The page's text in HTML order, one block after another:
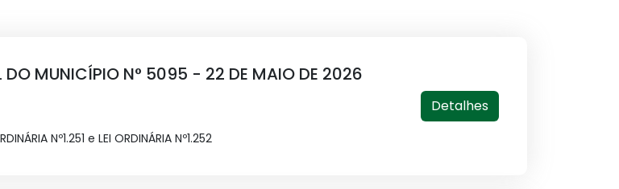
DO MUNICÍPIO N° 5095 - 22 DE MAIO DE 2026
Nº1.251 e LEI ORDINÁRIA Nº1.252
Detalhes